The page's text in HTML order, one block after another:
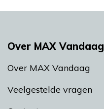
Over MAX Vandaag
Over MAX Vandaag
Veelgestelde vragen